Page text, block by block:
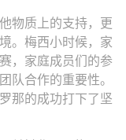
物质上的支持，更
。梅西小时候，家
，家庭成员们的参
队合作的重要性。
那的成功打下了坚